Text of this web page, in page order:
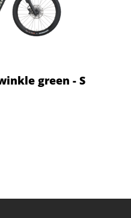
green - S